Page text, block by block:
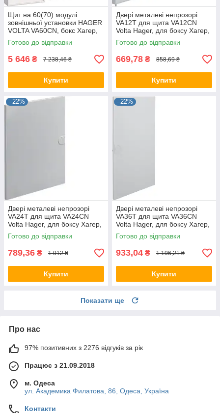
Щит на 60(70) модулі
зовнішньої установки HAGER
VOLTA VA60CN, бокс Хагер,
шафа розподільна
Готово до відправки
5 646 ₴ 7 238,46 ₴
Купити
Двері металеві непрозорі
VA12T для щита VA12CN
Volta Hager, для боксу Хагер,
щит розподільний
Готово до відправки
669,78 ₴ 858,69 ₴
Купити
–22%
Двері металеві непрозорі
VA24T для щита VA24CN
Volta Hager, для боксу Хагер,
щит розподільний
Готово до відправки
789,36 ₴ 1 012 ₴
Купити
–22%
Двері металеві непрозорі
VA36T для щита VA36CN
Volta Hager, для боксу Хагер,
щит розподільний
Готово до відправки
933,04 ₴ 1 196,21 ₴
Купити
Показати ще
Про нас
97% позитивних з 2276 відгуків за рік
Працює з 21.09.2018
м. Одеса
ул. Академика Филатова, 86, Одеса, Україна
Контакти